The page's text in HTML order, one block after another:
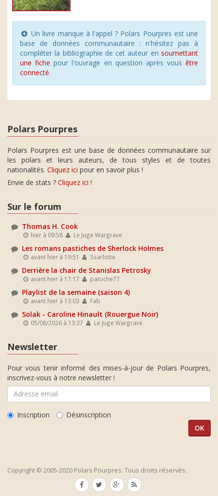
Un livre manque à l'appel ? Polars Pourpres est une
base de données communautaire : n'hésitez pas à
compléter la bibliographie de cet auteur en soumettant
une fiche pour l'ouvrage en question après vous être
connecté.
Polars Pourpres
Polars Pourpres est une base de données communautaire sur
les polars et leurs auteurs, de tous styles et de toutes
nationalités. Cliquez ici pour en savoir plus !
Envie de stats ? Cliquez ici !
Sur le forum
Thomas H. Cook
hier à 09:58 Le Juge Wargrave
Les romans pastiches de Sherlock Holmes
avant hier à 19:51 Ssarlotte
Derrière la chair de Stanislas Petrosky
avant hier à 17:17 patoche77
Playlist de la semaine (saison 4)
avant hier à 13:03 Fab
Solak - Caroline Hinault (Rouergue Noir)
05/08/2026 à 13:27 Le Juge Wargrave
Newsletter
Pour vous tenir informé des mises-à-jour de Polars Pourpres,
inscrivez-vous à notre newsletter !
Inscription Désinscription
Copyright © 2005-2020 Polars Pourpres. Tous droits réservés.